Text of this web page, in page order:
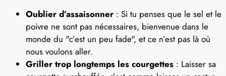
Oublier d’assaisonner : Si tu penses que le sel et le
poivre ne sont pas nécessaires, bienvenue dans le
monde du "c’est un peu fade", et ce n’est pas là où
nous voulons aller.
Griller trop longtemps les courgettes : Laisser sa